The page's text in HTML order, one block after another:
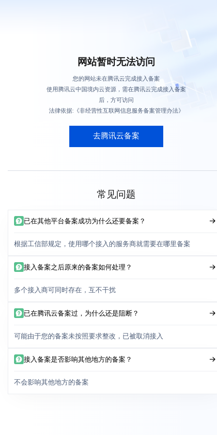
网站暂时无法访问
您的网站未在腾讯云完成接入备案
使用腾讯云中国境内云资源，需在腾讯云完成接入备案
后，方可访问
法律依据:《非经营性互联网信息服务备案管理办法》
去腾讯云备案
常见问题
已在其他平台备案成功为什么还要备案？
根据工信部规定，使用哪个接入的服务商就需要在哪里备案
接入备案之后原来的备案如何处理？
多个接入商可同时存在，互不干扰
已在腾讯云备案过，为什么还是阻断？
可能由于您的备案未按照要求整改，已被取消接入
接入备案是否影响其他地方的备案？
不会影响其他地方的备案